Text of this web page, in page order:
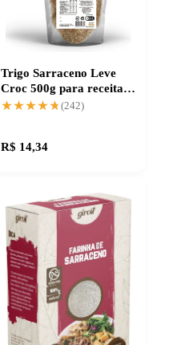
Trigo Sarraceno Leve
Croc 500g para receitas
nutritivas e crocantes
★★★★★
★★★★★(242)
R$ 14,34